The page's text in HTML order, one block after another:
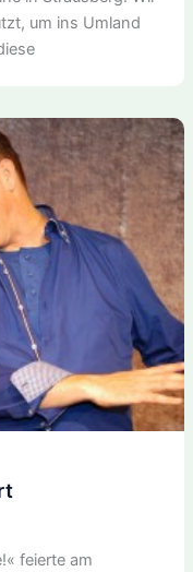
um ins Umland
feierte am